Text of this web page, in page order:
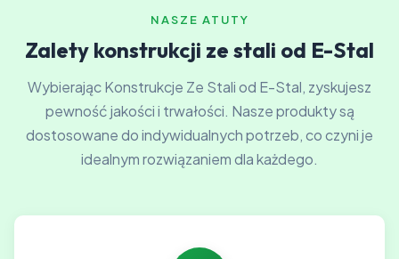
NASZE ATUTY
Zalety konstrukcji ze stali od E-Stal
Wybierając Konstrukcje Ze Stali od E-Stal, zyskujesz
pewność jakości i trwałości. Nasze produkty są
dostosowane do indywidualnych potrzeb, co czyni je
idealnym rozwiązaniem dla każdego.